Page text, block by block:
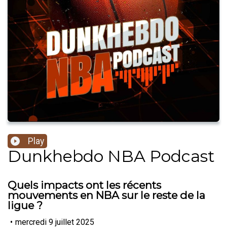
Play
Dunkhebdo NBA Podcast
Quels impacts ont les récents
mouvements en NBA sur le reste de la
ligue ?
• mercredi 9 juillet 2025